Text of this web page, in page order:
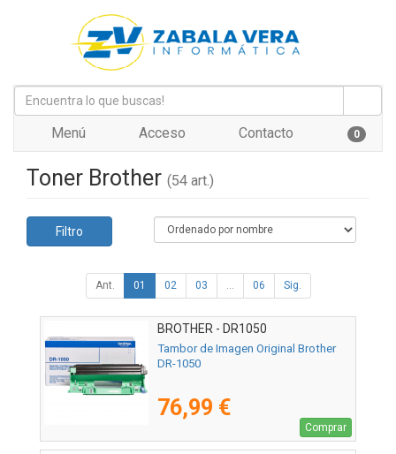
Menú Acceso Contacto 0
Toner Brother (54 art.)
Filtro
Ant. 01 02 03 ... 06 Sig.
BROTHER - DR1050
Tambor de Imagen Original Brother
DR-1050
76,99 €
Comprar